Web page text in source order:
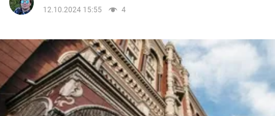
Polityka
Społeczeństwo
12.10.2024 15:55
4